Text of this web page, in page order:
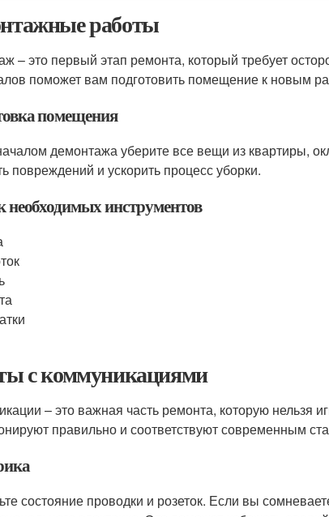
работы
– это первый этап ремонта, который требует
поможет вам подготовить помещение к новым
помещения
демонтажа уберите все вещи из квартиры,
повреждений и ускорить процесс уборки.
необходимых инструментов
с коммуникациями
– это важная часть ремонта, которую нельзя
правильно и соответствуют современным
состояние проводки и розеток. Если вы